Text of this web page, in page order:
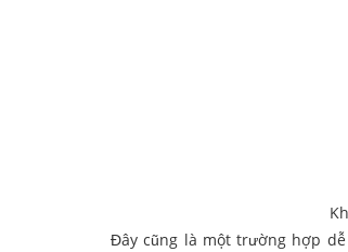
Đây cũng là một trường hợp